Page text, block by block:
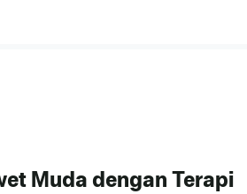
Muda dengan Terapi